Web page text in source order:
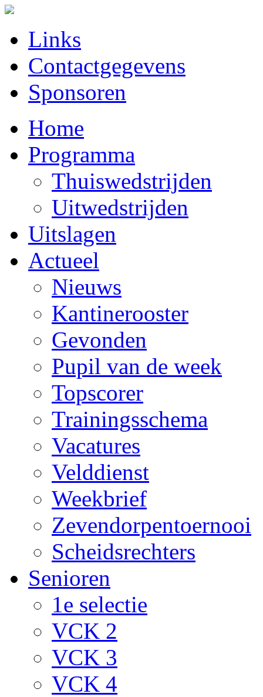
Links
Contactgegevens
Sponsoren
Home
Programma
Thuiswedstrijden
Uitwedstrijden
Uitslagen
Actueel
Nieuws
Kantinerooster
Gevonden
Pupil van de week
Topscorer
Trainingsschema
Vacatures
Velddienst
Weekbrief
Zevendorpentoernooi
Scheidsrechters
Senioren
1e selectie
VCK 2
VCK 3
VCK 4